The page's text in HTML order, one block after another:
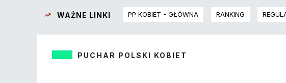
WAŻNE LINKI PP KOBIET - GŁÓWNA RANKING
PUCHAR POLSKI KOBIET